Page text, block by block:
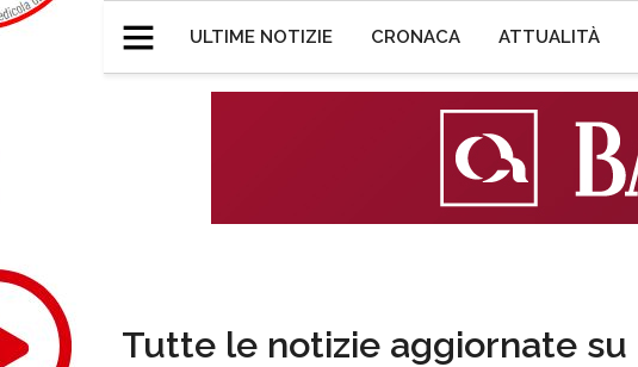
ULTIME NOTIZIE CRONACA ATTUALITÀ
Tutte le notizie aggiornate su